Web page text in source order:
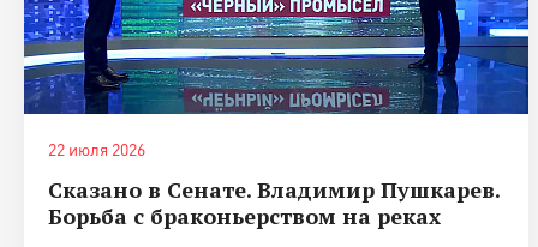
22 июля 2026
Сказано в Сенате. Владимир Пушкарев.
Борьба с браконьерством на реках